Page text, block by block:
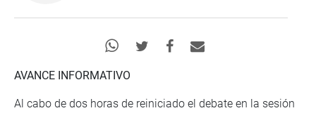
AVANCE INFORMATIVO
Al cabo de dos horas de reiniciado el debate en la sesión